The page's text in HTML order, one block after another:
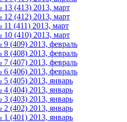
13 (413) 2013, март
12 (412) 2013, март
(411) 2013, март
10 (410) 2013, март
(409) 2013, февраль
(408) 2013, февраль
(407) 2013, февраль
(406) 2013, февраль
(405) 2013, январь
(404) 2013, январь
(403) 2013, январь
(402) 2013, январь
(401) 2013, январь